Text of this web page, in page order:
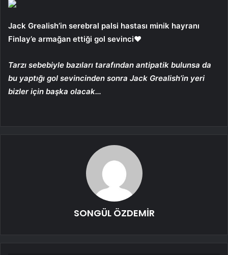
Jack Grealish’in serebral palsi hastası minik hayranı
Finlay’e armağan ettiği gol sevinci❤️
Tarzı sebebiyle bazıları tarafından antipatik bulunsa da
bu yaptığı gol sevincinden sonra Jack Grealish’in yeri
bizler için başka olacak…
SONGÜL ÖZDEMİR